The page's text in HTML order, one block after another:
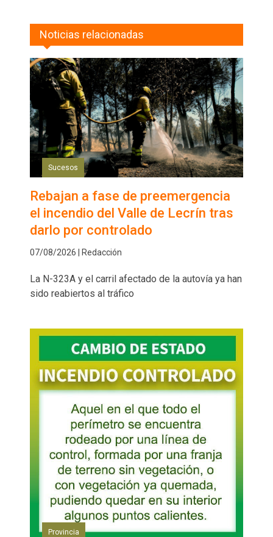
Noticias relacionadas
Sucesos
Rebajan a fase de preemergencia
el incendio del Valle de Lecrín tras
darlo por controlado
07/08/2026 | Redacción
La N-323A y el carril afectado de la autovía ya han
sido reabiertos al tráfico
Provincia